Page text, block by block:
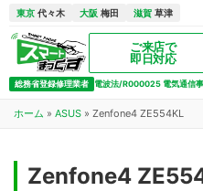
東京 代々木 大阪 梅田 滋賀 草津
ご来店で
即日対応
総務省登録修理業者 電波法/R000025 電気通信
ホーム » ASUS » Zenfone4 ZE554KL
Zenfone4